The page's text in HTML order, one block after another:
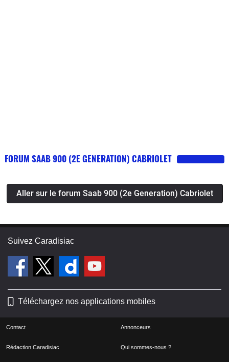
FORUM SAAB 900 (2E GENERATION) CABRIOLET
Aller sur le forum Saab 900 (2e Generation) Cabriolet
Suivez Caradisiac
Téléchargez nos applications mobiles
Contact Annonceurs
Rédaction Caradisiac Qui sommes-nous ?